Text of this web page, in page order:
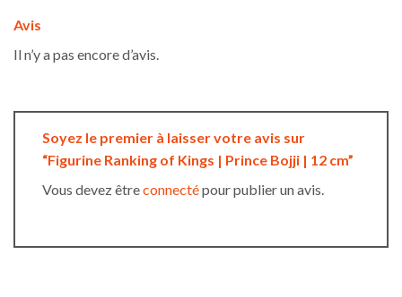
Avis
Il n’y a pas encore d’avis.
Soyez le premier à laisser votre avis sur
“Figurine Ranking of Kings | Prince Bojji | 12 cm”
Vous devez êtreconnectépour publier un avis.